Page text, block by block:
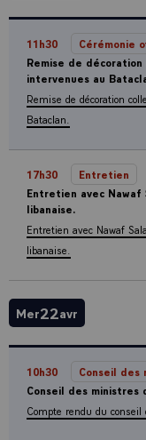
11h30
Cérémonie
Remise de
intervenues au
Remise de décoration
Bataclan.
17h30
Entretien
Entretien avec Nawaf
libanaise.
Entretien avec Nawaf
libanaise.
Mer22avr
10h30
Conseil des
Conseil des ministres
Compte rendu du